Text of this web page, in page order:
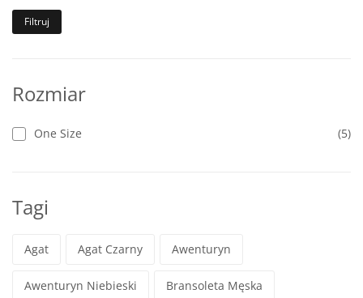
Filtruj
Rozmiar
One Size (5)
Tagi
Agat Agat Czarny Awenturyn
Awenturyn Niebieski Bransoleta Męska